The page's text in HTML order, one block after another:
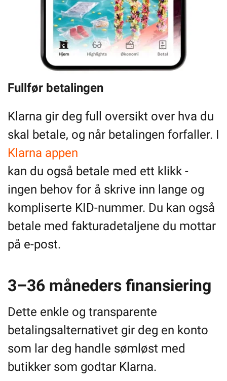
Fullfør betalingen
Klarna gir deg full oversikt over hva du
skal betale, og når betalingen forfaller. I
Klarna appen
kan du også betale med ett klikk -
ingen behov for å skrive inn lange og
kompliserte KID-nummer. Du kan også
betale med fakturadetaljene du mottar
på e-post.
3–36 måneders finansiering
Dette enkle og transparente
betalingsalternativet gir deg en konto
som lar deg handle sømløst med
butikker som godtar Klarna.